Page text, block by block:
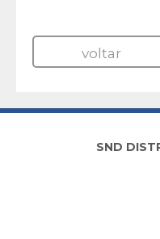
voltar
SND